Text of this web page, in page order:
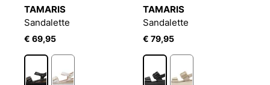
TAMARIS
Sandalette
€ 69,95
TAMARIS
Sandalette
€ 79,95